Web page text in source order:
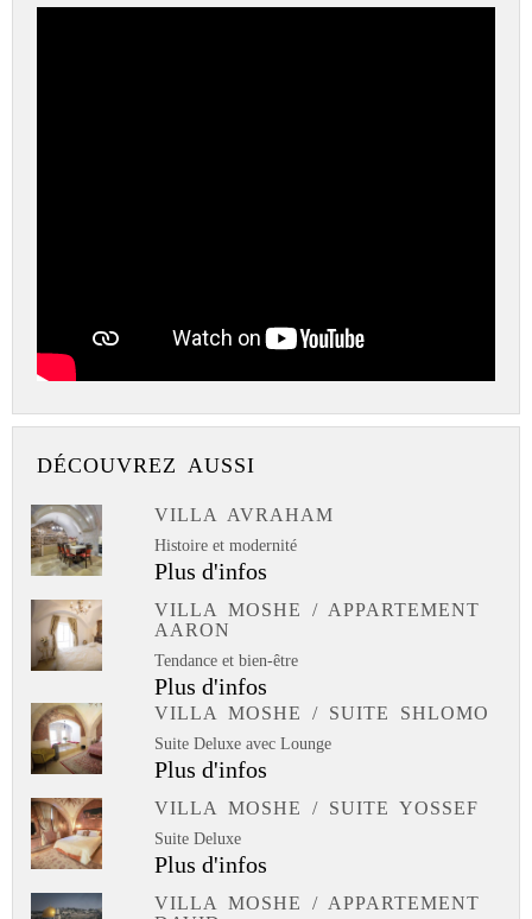
DÉCOUVREZ AUSSI
VILLA AVRAHAM
Histoire et modernité
Plus d'infos
VILLA MOSHE / APPARTEMENT
AARON
Tendance et bien-être
Plus d'infos
VILLA MOSHE / SUITE SHLOMO
Suite Deluxe avec Lounge
Plus d'infos
VILLA MOSHE / SUITE YOSSEF
Suite Deluxe
Plus d'infos
VILLA MOSHE / APPARTEMENT